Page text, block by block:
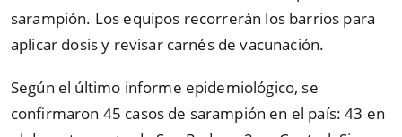
sarampión. Los equipos recorrerán los barrios para
aplicar dosis y revisar carnés de vacunación.
Según el último informe epidemiológico, se
confirmaron 45 casos de sarampión en el país: 43 en